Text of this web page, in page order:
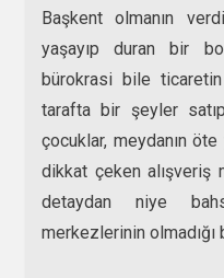
Başkent olmanın
yaşayıp duran bir
bürokrasi bile
tarafta bir şeyler
çocuklar, meydanın
dikkat çeken alışveriş
detaydan niye
merkezlerinin olmadığı